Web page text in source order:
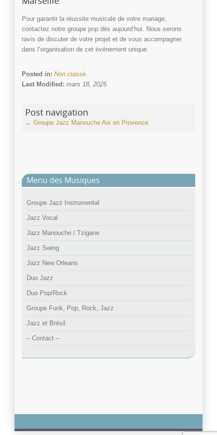
Pour garantir la réussite musicale de votre mariage,
contactez notre groupe pop dès aujourd’hui. Nous serons
ravis de discuter de votre projet et de vous accompagner
dans l’organisation de cet événement unique.
Posted in: Non classé
Last Modified: mars 18, 2025
Post navigation
← Groupe Jazz Manouche Aix en Provence
Menu des Musiques
Groupe Jazz Instrumental
Jazz Vocal
Jazz Manouche / Tzigane
Jazz Swing
Jazz New Orleans
Duo Jazz
Duo Pop/Rock
Groupe Funk, Pop, Rock, Jazz
Jazz et Brésil
– Contact –